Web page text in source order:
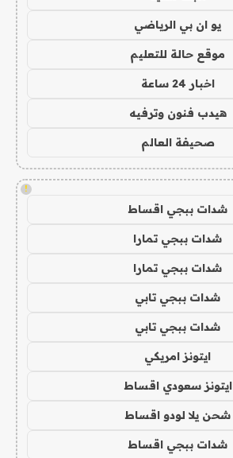
يو ان بي الرياضي
موقع حالة للتعليم
اخبار 24 ساعة
هيدب فنون وترفيه
صحيفة العالم
!
شدات ببجي اقساط
شدات ببجي تمارا
شدات ببجي تمارا
شدات ببجي تابي
شدات ببجي تابي
ايتونز امريكي
ايتونز سعودي اقساط
شحن يلا لودو اقساط
شدات ببجي اقساط